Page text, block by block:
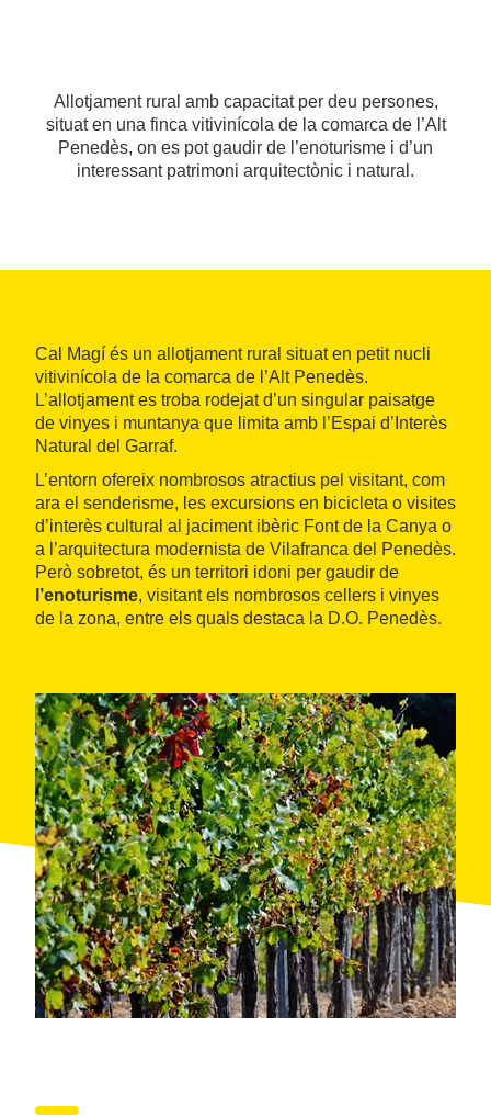
Allotjament rural amb capacitat per deu persones,
situat en una finca vitivinícola de la comarca de l’Alt
Penedès, on es pot gaudir de l’enoturisme i d’un
interessant patrimoni arquitectònic i natural.
Cal Magí és un allotjament rural situat en petit nucli
vitivinícola de la comarca de l’Alt Penedès.
L’allotjament es troba rodejat d’un singular paisatge
de vinyes i muntanya que limita amb l’Espai d’Interès
Natural del Garraf.
L’entorn ofereix nombrosos atractius pel visitant, com
ara el senderisme, les excursions en bicicleta o visites
d’interès cultural al jaciment ibèric Font de la Canya o
a l’arquitectura modernista de Vilafranca del Penedès.
Però sobretot, és un territori idoni per gaudir de
l’enoturisme, visitant els nombrosos cellers i vinyes
de la zona, entre els quals destaca la D.O. Penedès.